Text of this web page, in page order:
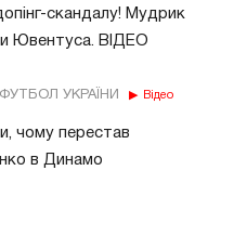
скандалу! Мудрик
Ювентуса. ВІДЕО
ФУТБОЛ УКРАЇНИ Відео
чому перестав
в Динамо